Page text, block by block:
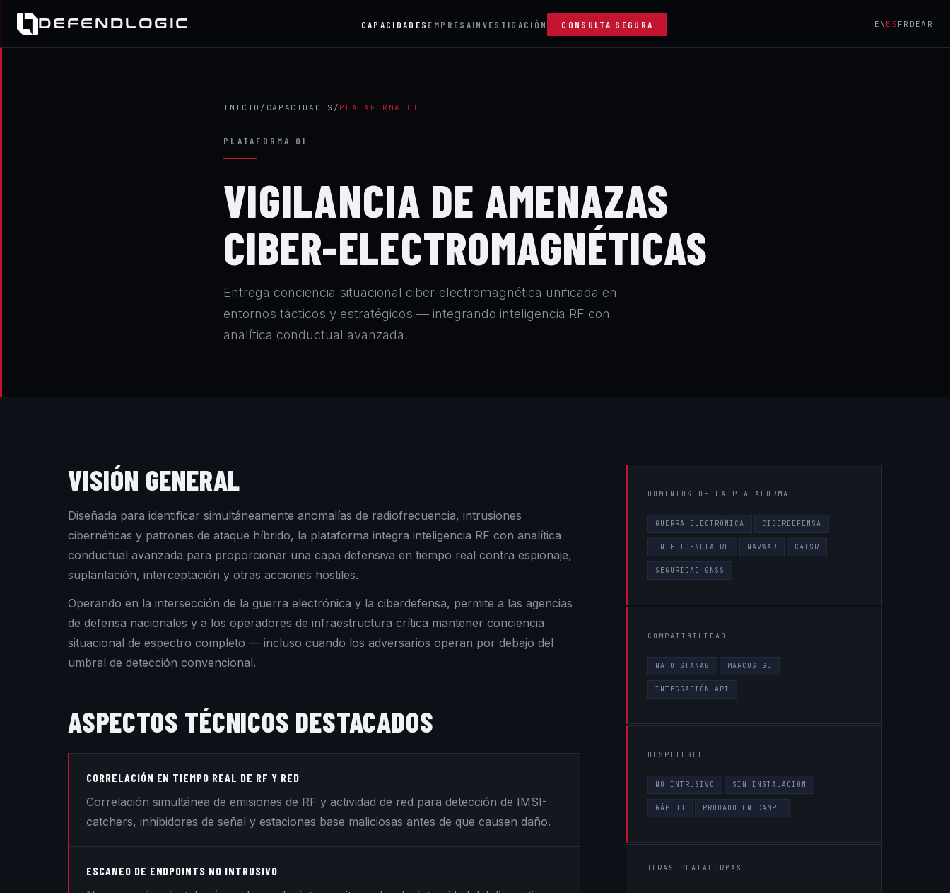
DEFENDLOGIC CAPACIDADES EMPRESAINVESTIGACIÓN CONSULTA SEGURA EN ES FR DE AR
INICIO / CAPACIDADES / PLATAFORMA 01
PLATAFORMA 01
VIGILANCIA DE AMENAZAS
CIBER-ELECTROMAGNÉTICAS
Entrega conciencia situacional ciber-electromagnética unificada en
entornos tácticos y estratégicos — integrando inteligencia RF con
analítica conductual avanzada.
VISIÓN GENERAL
Diseñada para identificar simultáneamente anomalías de radiofrecuencia, intrusiones
cibernéticas y patrones de ataque híbrido, la plataforma integra inteligencia RF con analítica
conductual avanzada para proporcionar una capa defensiva en tiempo real contra espionaje,
suplantación, interceptación y otras acciones hostiles.
Operando en la intersección de la guerra electrónica y la ciberdefensa, permite a las agencias
de defensa nacionales y a los operadores de infraestructura crítica mantener conciencia
situacional de espectro completo — incluso cuando los adversarios operan por debajo del
umbral de detección convencional.
ASPECTOS TÉCNICOS DESTACADOS
CORRELACIÓN EN TIEMPO REAL DE RF Y RED
Correlación simultánea de emisiones de RF y actividad de red para detección de IMSI-
catchers, inhibidores de señal y estaciones base maliciosas antes de que causen daño.
ESCANEO DE ENDPOINTS NO INTRUSIVO
DOMINIOS DE LA PLATAFORMA
GUERRA ELECTRÓNICA CIBERDEFENSA
INTELIGENCIA RF NAVWAR C4ISR
SEGURIDAD GNSS
COMPATIBILIDAD
NATO STANAG MARCOS GE
INTEGRACIÓN API
DESPLIEGUE
NO INTRUSIVO SIN INSTALACIÓN
RÁPIDO PROBADO EN CAMPO
OTRAS PLATAFORMAS